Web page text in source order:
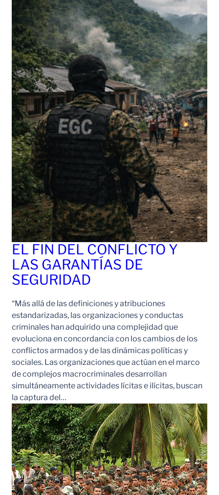
EL FIN DEL CONFLICTO Y
LAS GARANTÍAS DE
SEGURIDAD
“Más allá de las definiciones y atribuciones
estandarizadas, las organizaciones y conductas
criminales han adquirido una complejidad que
evoluciona en concordancia con los cambios de los
conflictos armados y de las dinámicas políticas y
sociales. Las organizaciones que actúan en el marco
de complejos macrocriminales desarrollan
simultáneamente actividades lícitas e ilícitas, buscan
la captura del…